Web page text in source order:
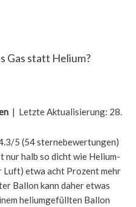
Gas statt Helium?
| Letzte Aktualisierung: 28.
5 (54 sternebewertungen)
halb so dicht wie Helium-
Luft) etwa acht Prozent mehr
Ballon kann daher etwas
heliumgefüllten Ballon